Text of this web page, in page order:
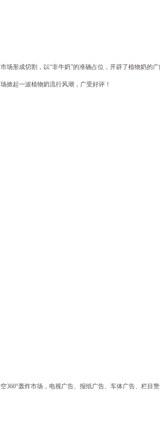
成切割，以“非牛奶”的准确占位，开辟了植物奶的
起一波植物奶流行风潮，广受好评！
轰炸市场，电视广告、报纸广告、车体广告、栏目